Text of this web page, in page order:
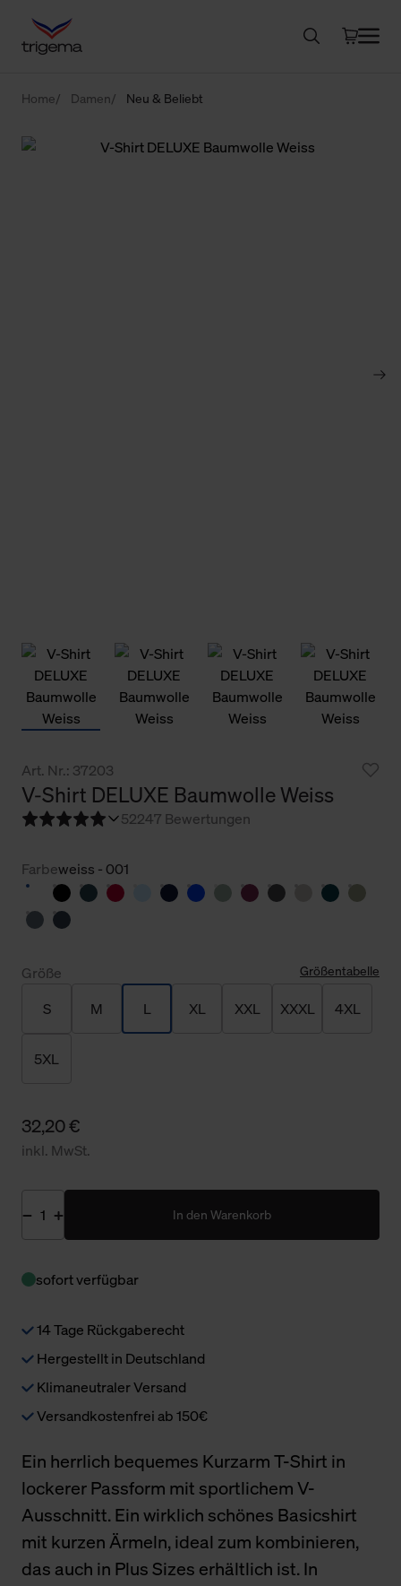
Home Damen Neu & Beliebt
Art. Nr.: 37203
V-Shirt DELUXE Baumwolle Weiss
52247 Bewertungen
Farbeweiss - 001
Größe Größentabelle
S M L XL XXL XXXL 4XL
5XL
32,20 €
inkl. MwSt.
In den Warenkorb
sofort verfügbar
14 Tage Rückgaberecht
Hergestellt in Deutschland
Klimaneutraler Versand
Versandkostenfrei ab 150€
Ein herrlich bequemes Kurzarm T-Shirt in
lockerer Passform mit sportlichem V-
Ausschnitt. Ein wirklich schönes Basicshirt
mit kurzen Ärmeln, ideal zum kombinieren,
das auch in Plus Sizes erhältlich ist. In